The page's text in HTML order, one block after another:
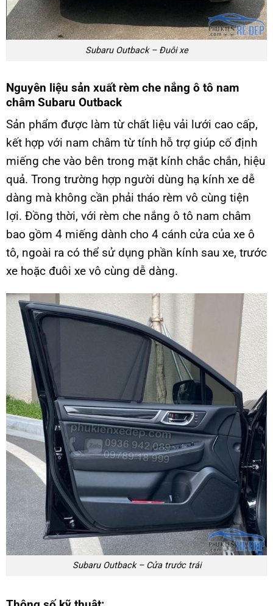
Subaru Outback – Đuôi xe
Nguyên liệu sản xuất rèm che nắng ô tô nam
châm Subaru Outback
Sản phẩm được làm từ chất liệu vải lưới cao cấp,
kết hợp với nam châm từ tính hỗ trợ giúp cố định
miếng che vào bên trong mặt kính chắc chắn, hiệu
quả. Trong trường hợp người dùng hạ kính xe dễ
dàng mà không cần phải tháo rèm vô cùng tiện
lợi. Đồng thời, với rèm che nắng ô tô nam châm
bao gồm 4 miếng dành cho 4 cánh cửa của xe ô
tô, ngoài ra có thể sử dụng phần kính sau xe, trước
xe hoặc đuôi xe vô cùng dễ dàng.
Subaru Outback – Cửa trước trái